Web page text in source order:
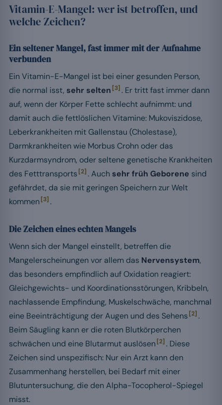
Vitamin-E-Mangel: wer ist betroffen, und
welche Zeichen?
Ein seltener Mangel, fast immer mit der Aufnahme
verbunden
Ein Vitamin-E-Mangel ist bei einer gesunden Person,
die normal isst, sehr selten [3] . Er tritt fast immer dann
auf, wenn der Körper Fette schlecht aufnimmt: und
damit auch die fettlöslichen Vitamine: Mukoviszidose,
Leberkrankheiten mit Gallenstau (Cholestase),
Darmkrankheiten wie Morbus Crohn oder das
Kurzdarmsyndrom, oder seltene genetische Krankheiten
des Fetttransports [2] . Auch sehr früh Geborene sind
gefährdet, da sie mit geringen Speichern zur Welt
kommen[3] .
Die Zeichen eines echten Mangels
Wenn sich der Mangel einstellt, betreffen die
Mangelerscheinungen vor allem das Nervensystem,
das besonders empfindlich auf Oxidation reagiert:
Gleichgewichts- und Koordinationsstörungen, Kribbeln,
nachlassende Empfindung, Muskelschwäche, manchmal
eine Beeinträchtigung der Augen und des Sehens [2] .
Beim Säugling kann er die roten Blutkörperchen
schwächen und eine Blutarmut auslösen[2] . Diese
Zeichen sind unspezifisch: Nur ein Arzt kann den
Zusammenhang herstellen, bei Bedarf mit einer
Blutuntersuchung, die den Alpha-Tocopherol-Spiegel
misst.